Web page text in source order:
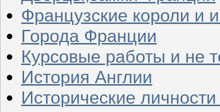
Французские короли и
Города Франции
Курсовые работы и не
История Англии
Исторические